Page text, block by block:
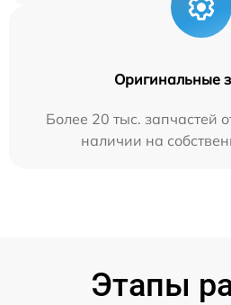
Оригинальные
Более 20 тыс. запчастей
наличии на
Этапы